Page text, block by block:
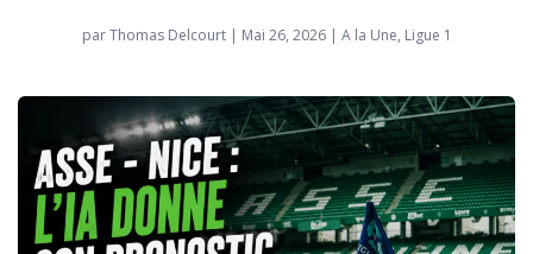
parThomas Delcourt| Mai 26, 2026| A la Une, Ligue 1